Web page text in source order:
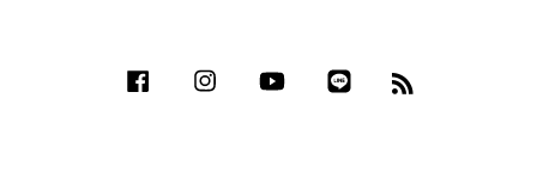
Facebook Instagram YouTube